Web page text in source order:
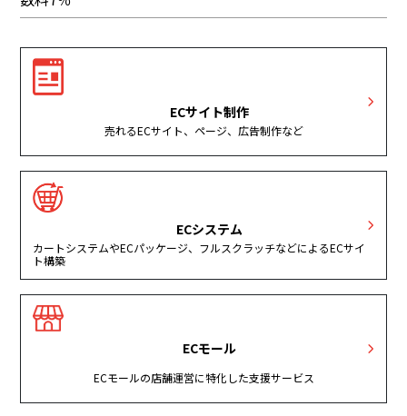
ECサイト制作
売れるECサイト、ページ、広告制作など
ECシステム
カートシステムやECパッケージ、フルスクラッチなどによるECサイ
ト構築
ECモール
ECモールの店舗運営に特化した支援サービス